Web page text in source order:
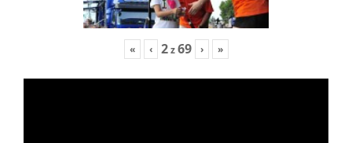
« ‹ 2z69 › »